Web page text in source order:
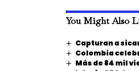
You Might Also
Capturan a
Colombia
Más de 84 mil